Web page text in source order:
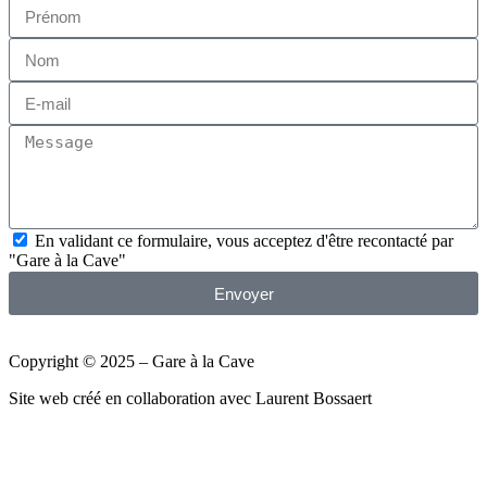
En validant ce formulaire, vous acceptez d'être recontacté par
"Gare à la Cave"
Envoyer
Copyright © 2025 – Gare à la Cave
Site web créé en collaboration avec Laurent Bossaert